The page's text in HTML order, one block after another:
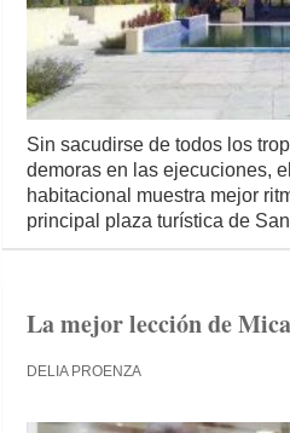
Sin sacudirse de todos los
demoras en las ejecuciones,
habitacional muestra mejor
principal plaza turística de
La mejor lección de
DELIA PROENZA